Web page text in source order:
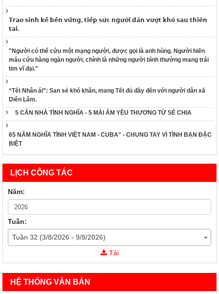
𝗧𝗿𝗮𝗼 𝘀𝗶𝗻𝗵 𝗸𝗲̂́ 𝗯𝗲̂̀𝗻 𝘃𝘂̛̃𝗻𝗴, 𝘁𝗶𝗲̂́𝗽 𝘀𝘂̛́𝗰 𝗻𝗴𝘂̛𝗼̛̀𝗶 𝗱𝗮̂𝗻 𝘃𝘂̛𝗼̛̣𝘁 𝗸𝗵𝗼́ 𝘀𝗮𝘂 𝘁𝗵𝗶𝗲̂𝗻
𝘁𝗮𝗶.
"Người có thể cứu một mạng người, được gọi là anh hùng. Người hiến
máu cứu hàng ngàn người, chính là những người bình thường mang trái
tim vĩ đại."
“Tết Nhân ái”: San sẻ khó khăn, mang Tết đủ đầy đến với người dân xã
Diên Lâm.
5 CĂN NHÀ TÌNH NGHĨA - 5 MÁI ẤM YÊU THƯƠNG TỪ SẺ CHIA
65 NĂM NGHĨA TÌNH VIỆT NAM - CUBA" - CHUNG TAY VÌ TÌNH BẠN ĐẶC
BIỆT
LỊCH CÔNG TÁC
Năm:
Tuần:
Tuần 32 (3/8/2026 - 9/8/2026)
Tải
HỆ THỐNG VĂN BẢN
43/KH-CTĐKH
Kế Hoạch Triển khai Tháng Nhân đạo 2025
60/KH-TƯHCTĐ
Kế Hoạch Triển khai Tháng Nhân đạo 2025